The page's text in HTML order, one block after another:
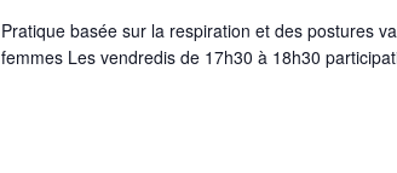
Pratique basée sur la respiration et des postures
femmes Les vendredis de 17h30 à 18h30